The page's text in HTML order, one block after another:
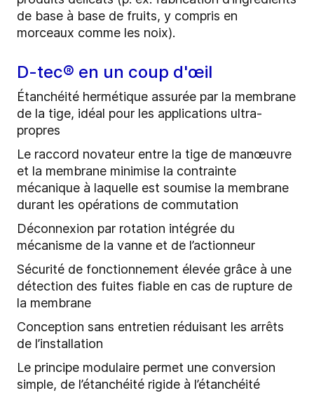
de base à base de fruits, y compris en
morceaux comme les noix).
D-tec® en un coup d'œil
Étanchéité hermétique assurée par la membrane
de la tige, idéal pour les applications ultra-
propres
Le raccord novateur entre la tige de manœuvre
et la membrane minimise la contrainte
mécanique à laquelle est soumise la membrane
durant les opérations de commutation
Déconnexion par rotation intégrée du
mécanisme de la vanne et de l’actionneur
Sécurité de fonctionnement élevée grâce à une
détection des fuites fiable en cas de rupture de
la membrane
Conception sans entretien réduisant les arrêts
de l’installation
Le principe modulaire permet une conversion
simple, de l’étanchéité rigide à l’étanchéité